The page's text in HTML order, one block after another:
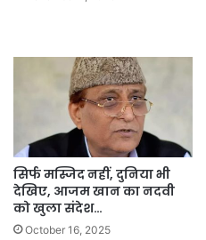
सिर्फ मस्जिद नहीं, दुनिया भी
देखिए, आजम खान का नदवी
को खुला संदेश…
October 16, 2025